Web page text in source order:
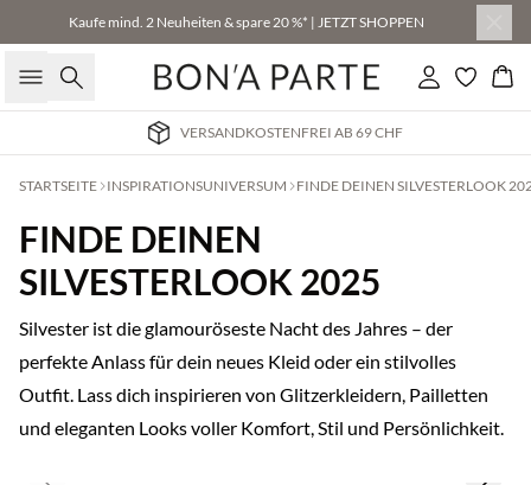
Kaufe mind. 2 Neuheiten & spare 20 %* | JETZT SHOPPEN
Suche Einloggen
VERSANDKOSTENFREI AB 69 CHF
STARTSEITE INSPIRATIONSUNIVERSUM FINDE DEINEN SILVESTERLOOK
FINDE DEINEN
SILVESTERLOOK 2025
Silvester ist die glamouröseste Nacht des Jahres – der
perfekte Anlass für dein neues Kleid oder ein stilvolles
Outfit. Lass dich inspirieren von Glitzerkleidern, Pailletten
und eleganten Looks voller Komfort, Stil und Persönlichkeit.